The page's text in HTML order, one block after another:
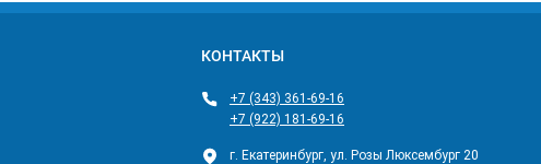
КОНТАКТЫ
+7 (343) 361-69-16
+7 (922) 181-69-16
г. Екатеринбург, ул. Розы Люксембург 20